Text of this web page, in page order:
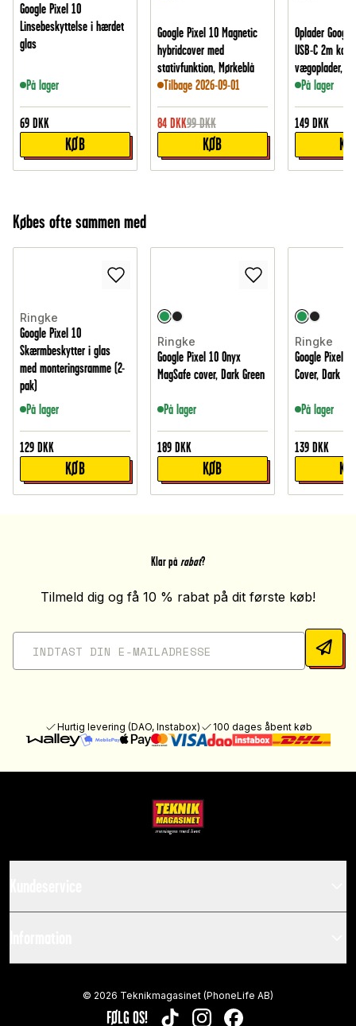
Google Pixel 10
Linsebeskyttelse i hærdet
glas
På lager
69 DKK
KØB
Google Pixel 10 Magnetic
hybridcover med
stativfunktion, Mørkeblå
Tilbage 2026-09-01
84 DKK99 DKK
KØB
Oplader
USB-C 2m
vægoplader,
På lager
149 DKK
Købes ofte sammen med
Ringke
Google Pixel 10
Skærmbeskytter i glas
med monteringsramme (2-
pak)
På lager
129 DKK
KØB
Ringke
Google Pixel 10 Onyx
MagSafe cover, Dark Green
På lager
189 DKK
KØB
Ringke
Google Pixel
Cover, Dark
På lager
139 DKK
Klar på rabat?
Tilmeld dig og få 10 % rabat på dit første køb!
Hurtig levering (DAO, Instabox) 100 dages åbent køb
FØLG OS!
© 2026 Teknikmagasinet (PhoneLife AB)